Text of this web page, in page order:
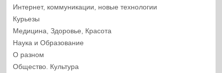
Интернет, коммуникации, новые технологии
Курьезы
Медицина, Здоровье, Красота
Наука и Образование
О разном
Общество. Культура